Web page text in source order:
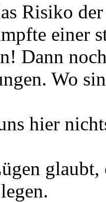
Risiko
einer
Dann
Wo
hier